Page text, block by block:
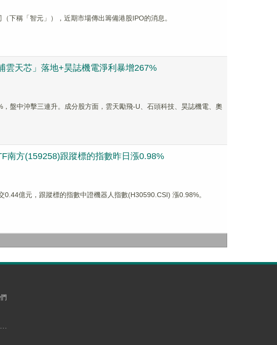
下稱「智元」），近期市場傳出籌備港股IPO的消息。
雲天芯」落地+昊誌機電淨利暴增267%
盤中沖擊三連升。成分股方面，雲天勵飛-U、石頭科技、昊誌機電、奧
南方(159258)跟蹤標的指數昨日漲0.98%
億元，跟蹤標的指數中證機器人指數(H30590.CSI) 漲0.98%。